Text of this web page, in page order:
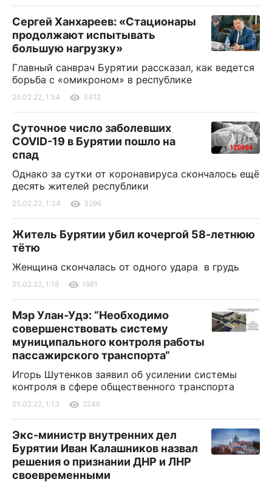
Сергей Ханхареев: «Стационары
продолжают испытывать
большую нагрузку»
Главный санврач Бурятии рассказал, как ведется
борьба с «омикроном» в республике
25.02.22, 1:54 3412
Суточное число заболевших
COVID-19 в Бурятии пошло на
спад
Однако за сутки от коронавируса скончалось ещё
десять жителей республики
25.02.22, 1:34 3296
Житель Бурятии убил кочергой 58-летнюю
тётю
Женщина скончалась от одного удара в грудь
25.02.22, 1:18 1981
Мэр Улан-Удэ: “Необходимо
совершенствовать систему
муниципального контроля работы
пассажирского транспорта“
Игорь Шутенков заявил об усилении системы
контроля в сфере общественного транспорта
25.02.22, 1:13 2246
Экс-министр внутренних дел
Бурятии Иван Калашников назвал
решения о признании ДНР и ЛНР
своевременными